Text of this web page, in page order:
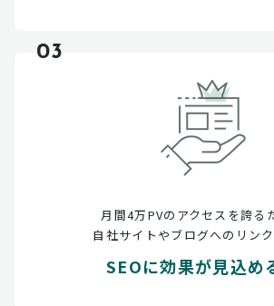
03
月間4万PVのアクセスを誇る
自社サイトやブログへのリン
SEOに効果が見込め